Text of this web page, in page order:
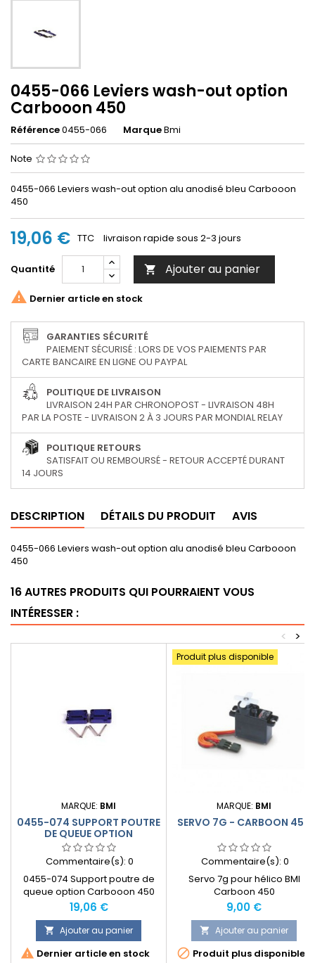
0455-066 Leviers wash-out option
Carbooon 450
Référence0455-066 MarqueBmi
Note
0455-066 Leviers wash-out option alu anodisé bleu Carbooon
450
19,06 € TTC livraison rapide sous 2-3 jours
Quantité  Ajouter au panier
 Dernier article en stock
GARANTIES SÉCURITÉ
PAIEMENT SÉCURISÉ : LORS DE VOS PAIEMENTS PAR
CARTE BANCAIRE EN LIGNE OU PAYPAL
POLITIQUE DE LIVRAISON
LIVRAISON 24H PAR CHRONOPOST - LIVRAISON 48H
PAR LA POSTE - LIVRAISON 2 À 3 JOURS PAR MONDIAL RELAY
POLITIQUE RETOURS
SATISFAIT OU REMBOURSÉ - RETOUR ACCEPTÉ DURANT
14 JOURS
DESCRIPTION DÉTAILS DU PRODUIT AVIS
0455-066 Leviers wash-out option alu anodisé bleu Carbooon
450
16 AUTRES PRODUITS QUI POURRAIENT VOUS
INTÉRESSER :
>
<
MARQUE: BMI
0455-074 SUPPORT POUTRE
DE QUEUE OPTION
CARBOOON 450
Commentaire(s): 0
0455-074 Support poutre de
queue option Carbooon 450
Prix
19,06 €
 Ajouter au panier
 Dernier article en stock
Produit plus disponible
MARQUE: BMI
SERVO 7G - CARBOON 450
Commentaire(s): 0
Servo 7g pour hélico BMI
Carboon 450
Prix
9,00 €
 Ajouter au panier
 Produit plus disponible